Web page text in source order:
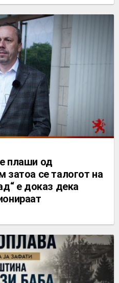
плаши од
затоа се талогот на
е доказ дека